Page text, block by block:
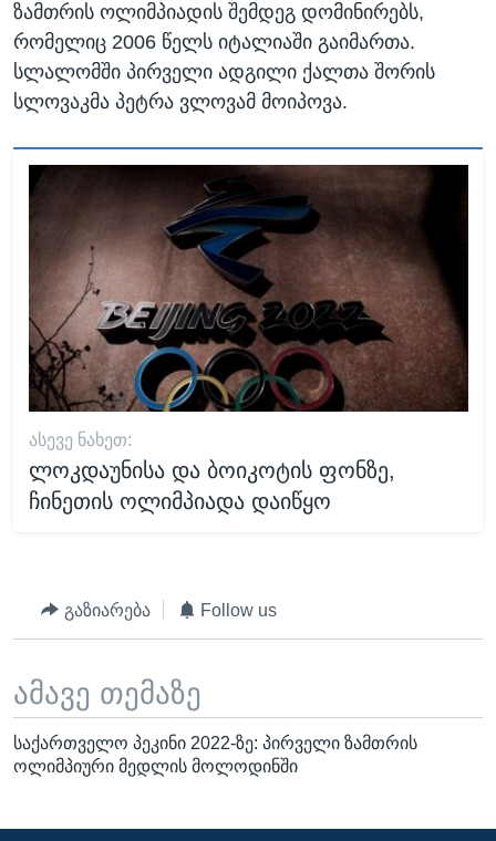
ზამთრის ოლიმპიადის შემდეგ დომინირებს,
რომელიც 2006 წელს იტალიაში გაიმართა.
სლალომში პირველი ადგილი ქალთა შორის
სლოვაკმა პეტრა ვლოვამ მოიპოვა.
ᲐᲡᲔᲕᲔ ᲜᲐᲮᲔᲗ:
ლოკდაუნისა და ბოიკოტის ფონზე,
ჩინეთის ოლიმპიადა დაიწყო
გაზიარება Follow us
ამავე თემაზე
საქართველო პეკინი 2022-ზე: პირველი ზამთრის
ოლიმპიური მედლის მოლოდინში